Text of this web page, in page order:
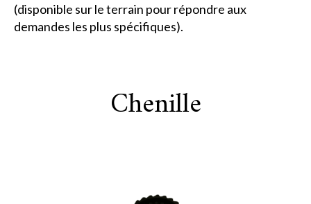
(disponible sur le terrain pour répondre aux
demandes les plus spécifiques).
Chenille